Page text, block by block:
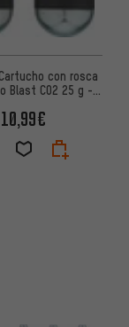
con rosca
Blast CO2 25 g - 2
10,99€